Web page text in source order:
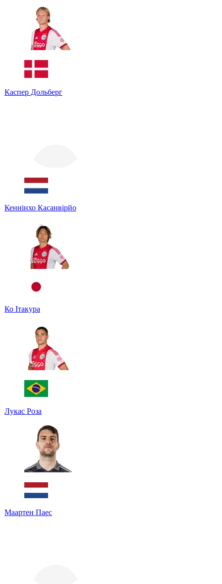
Каспер Дольберг
Кеннінхо Касанвірйо
Ко Ітакура
Лукас Роза
Маартен Паес